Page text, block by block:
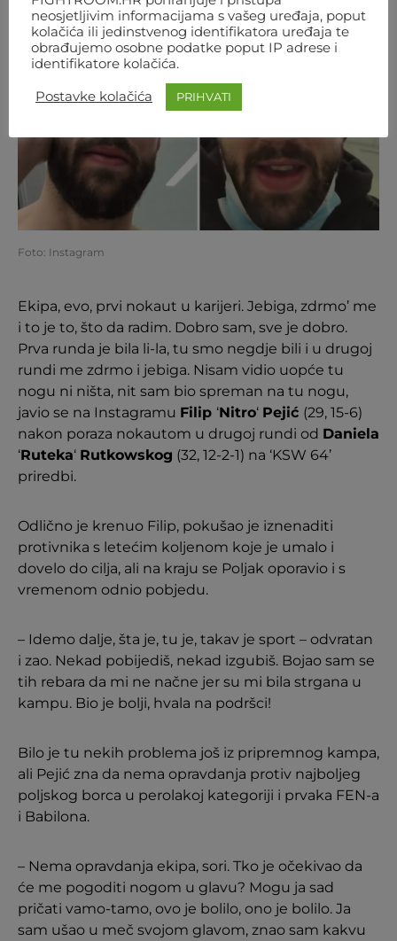
Foto: Instagram
Ekipa, evo, prvi nokaut u karijeri. Jebiga, zdrmo’ me
i to je to, što da radim. Dobro sam, sve je dobro.
Prva runda je bila li-la, tu smo negdje bili i u drugoj
rundi me zdrmo i jebiga. Nisam vidio uopće tu
nogu ni ništa, nit sam bio spreman na tu nogu,
javio se na Instagramu Filip ‘Nitro‘ Pejić (29, 15-6)
nakon poraza nokautom u drugoj rundi od Daniela
‘Ruteka‘ Rutkowskog (32, 12-2-1) na ‘KSW 64’
priredbi.
Odlično je krenuo Filip, pokušao je iznenaditi
protivnika s letećim koljenom koje je umalo i
dovelo do cilja, ali na kraju se Poljak oporavio i s
vremenom odnio pobjedu.
– Idemo dalje, šta je, tu je, takav je sport – odvratan
i zao. Nekad pobijediš, nekad izgubiš. Bojao sam se
tih rebara da mi ne načne jer su mi bila strgana u
kampu. Bio je bolji, hvala na podršci!
Bilo je tu nekih problema još iz pripremnog kampa,
ali Pejić zna da nema opravdanja protiv najboljeg
poljskog borca u perolakoj kategoriji i prvaka FEN-a
i Babilona.
– Nema opravdanja ekipa, sori. Tko je očekivao da
će me pogoditi nogom u glavu? Mogu ja sad
pričati vamo-tamo, ovo je bolilo, ono je bolilo. Ja
sam ušao u meč svojom glavom, znao sam kakvu
neosjetljivim informacijama s vašeg uređaja, poput
kolačića ili jedinstvenog identifikatora uređaja te
obrađujemo osobne podatke poput IP adrese i
identifikatore kolačića.
Postavke kolačića PRIHVATI